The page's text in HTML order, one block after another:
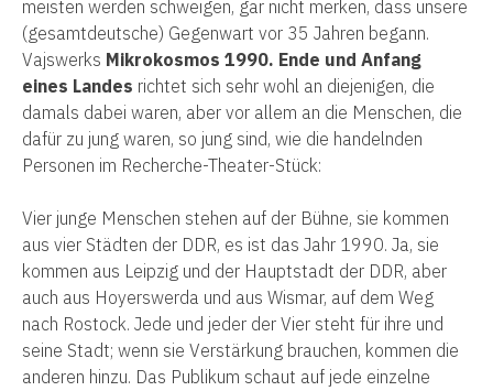
meisten werden schweigen, gar nicht merken, dass unsere
(gesamtdeutsche) Gegenwart vor 35 Jahren begann.
Vajswerks Mikrokosmos 1990. Ende und Anfang
eines Landes richtet sich sehr wohl an diejenigen, die
damals dabei waren, aber vor allem an die Menschen, die
dafür zu jung waren, so jung sind, wie die handelnden
Personen im Recherche-Theater-Stück:
Vier junge Menschen stehen auf der Bühne, sie kommen
aus vier Städten der DDR, es ist das Jahr 1990. Ja, sie
kommen aus Leipzig und der Hauptstadt der DDR, aber
auch aus Hoyerswerda und aus Wismar, auf dem Weg
nach Rostock. Jede und jeder der Vier steht für ihre und
seine Stadt; wenn sie Verstärkung brauchen, kommen die
anderen hinzu. Das Publikum schaut auf jede einzelne